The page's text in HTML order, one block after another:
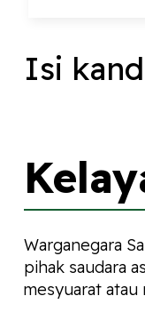
Isi
Warganegara
pihak saudara
mesyuarat atau